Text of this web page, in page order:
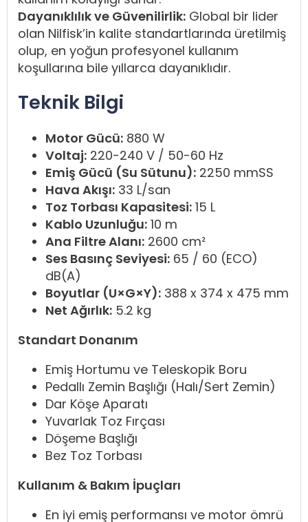
Dayanıklılık ve Güvenilirlik: Global bir lider
olan Nilfisk’in kalite standartlarında üretilmiş
olup, en yoğun profesyonel kullanım
koşullarına bile yıllarca dayanıklıdır.
Teknik Bilgi
Motor Gücü: 880 W
Voltaj: 220-240 V / 50-60 Hz
Emiş Gücü (Su Sütunu): 2250 mmSS
Hava Akışı: 33 L/san
Toz Torbası Kapasitesi: 15 L
Kablo Uzunluğu: 10 m
Ana Filtre Alanı: 2600 cm²
Ses Basınç Seviyesi: 65 / 60 (ECO)
dB(A)
Boyutlar (U×G×Y): 388 x 374 x 475 mm
Net Ağırlık: 5.2 kg
Standart Donanım
Emiş Hortumu ve Teleskopik Boru
Pedallı Zemin Başlığı (Halı/Sert Zemin)
Dar Köşe Aparatı
Yuvarlak Toz Fırçası
Döşeme Başlığı
Bez Toz Torbası
Kullanım & Bakım İpuçları
En iyi emiş performansı ve motor ömrü